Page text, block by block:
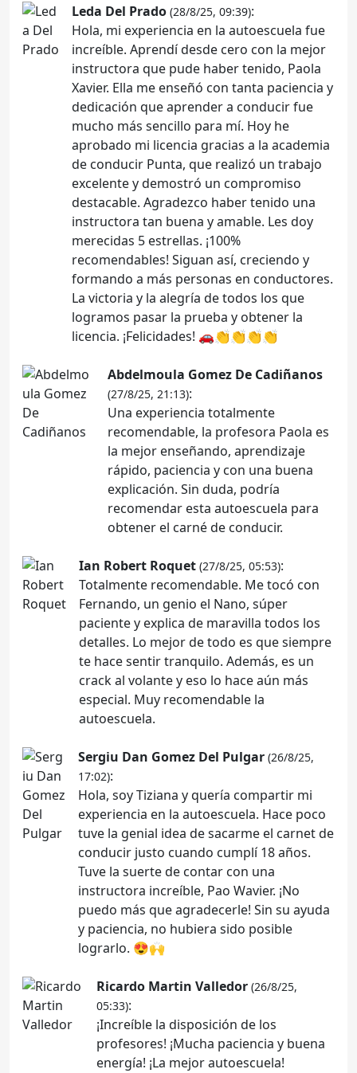
Leda Del Prado (28/8/25, 09:39):
Hola, mi experiencia en la autoescuela fue
increíble. Aprendí desde cero con la mejor
instructora que pude haber tenido, Paola
Xavier. Ella me enseñó con tanta paciencia y
dedicación que aprender a conducir fue
mucho más sencillo para mí. Hoy he
aprobado mi licencia gracias a la academia
de conducir Punta, que realizó un trabajo
excelente y demostró un compromiso
destacable. Agradezco haber tenido una
instructora tan buena y amable. Les doy
merecidas 5 estrellas. ¡100%
recomendables! Siguan así, creciendo y
formando a más personas en conductores.
La victoria y la alegría de todos los que
logramos pasar la prueba y obtener la
licencia. ¡Felicidades! 🚗👏👏👏👏
Abdelmoula Gomez De Cadiñanos
(27/8/25, 21:13):
Una experiencia totalmente
recomendable, la profesora Paola es
la mejor enseñando, aprendizaje
rápido, paciencia y con una buena
explicación. Sin duda, podría
recomendar esta autoescuela para
obtener el carné de conducir.
Ian Robert Roquet (27/8/25, 05:53):
Totalmente recomendable. Me tocó con
Fernando, un genio el Nano, súper
paciente y explica de maravilla todos los
detalles. Lo mejor de todo es que siempre
te hace sentir tranquilo. Además, es un
crack al volante y eso lo hace aún más
especial. Muy recomendable la
autoescuela.
Sergiu Dan Gomez Del Pulgar (26/8/25,
17:02):
Hola, soy Tiziana y quería compartir mi
experiencia en la autoescuela. Hace poco
tuve la genial idea de sacarme el carnet de
conducir justo cuando cumplí 18 años.
Tuve la suerte de contar con una
instructora increíble, Pao Wavier. ¡No
puedo más que agradecerle! Sin su ayuda
y paciencia, no hubiera sido posible
lograrlo. 😍🙌
Ricardo Martin Valledor (26/8/25,
05:33):
¡Increíble la disposición de los
profesores! ¡Mucha paciencia y buena
energía! ¡La mejor autoescuela!